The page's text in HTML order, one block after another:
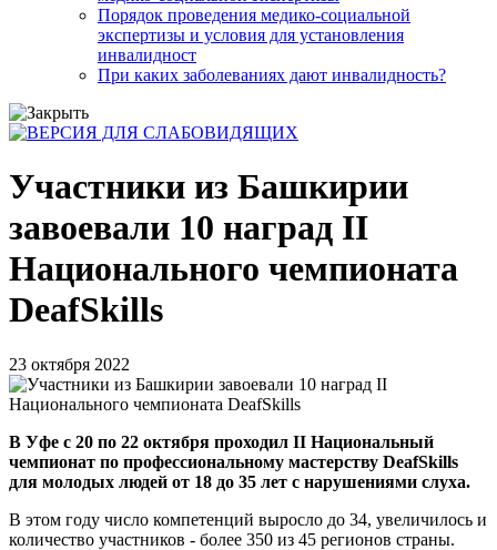
Порядок проведения медико-социальной
экспертизы и условия для установления
инвалидност
При каких заболеваниях дают инвалидность?
Участники из Башкирии
завоевали 10 наград II
Национального чемпионата
DeafSkills
23 октября 2022
В Уфе с 20 по 22 октября проходил II Национальный
чемпионат по профессиональному мастерству DeafSkills
для молодых людей от 18 до 35 лет с нарушениями слуха.
В этом году число компетенций выросло до 34, увеличилось и
количество участников - более 350 из 45 регионов страны.